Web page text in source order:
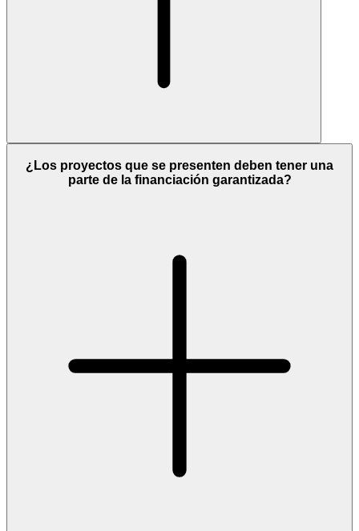
¿Los proyectos que se presenten deben tener una
parte de la financiación garantizada?